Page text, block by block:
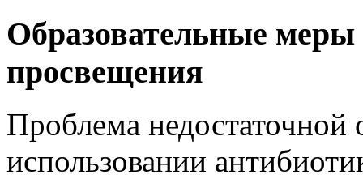
Образовательные меры
просвещения
Проблема недостаточной
использовании